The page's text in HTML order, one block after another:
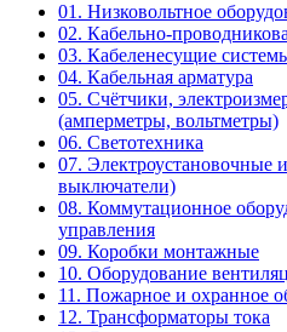
01. Низковольтное
02. Кабельно-
03. Кабеленесущие
04. Кабельная арматура
05. Счётчики,
(амперметры, вольтметры)
06. Светотехника
07. Электроустановочные
выключатели)
08. Коммутационное
управления
09. Коробки монтажные
10. Оборудование
11. Пожарное и охранное
12. Трансформаторы тока